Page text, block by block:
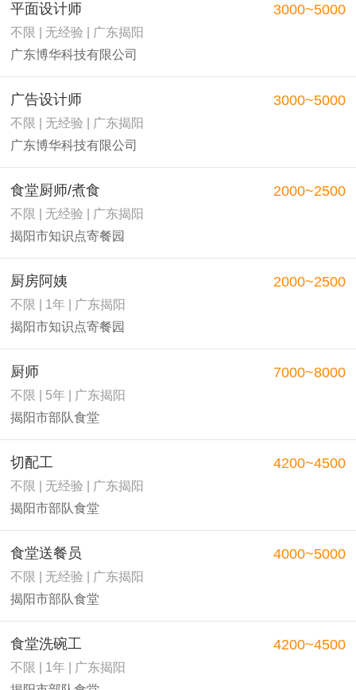
平面设计师
不限 | 无经验 | 广东揭阳
广东博华科技有限公司
3000~5000
广告设计师
不限 | 无经验 | 广东揭阳
广东博华科技有限公司
3000~5000
食堂厨师/煮食
不限 | 无经验 | 广东揭阳
揭阳市知识点寄餐园
2000~2500
厨房阿姨
不限 | 1年 | 广东揭阳
揭阳市知识点寄餐园
2000~2500
厨师
不限 | 5年 | 广东揭阳
揭阳市部队食堂
7000~8000
切配工
不限 | 无经验 | 广东揭阳
揭阳市部队食堂
4200~4500
食堂送餐员
不限 | 无经验 | 广东揭阳
揭阳市部队食堂
4000~5000
食堂洗碗工
不限 | 1年 | 广东揭阳
4200~4500